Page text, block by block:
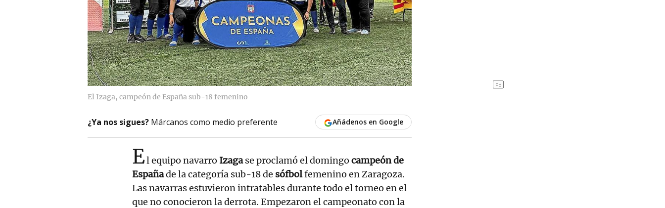
El Izaga, campeón de España sub-18 femenino
¿Ya nos sigues? Márcanos como medio preferente Añádenos en Google
El equipo navarro Izagase proclamó el domingo campeón de
Españade la categoría sub-18 de sófbolfemenino en Zaragoza.
Las navarras estuvieron intratables durante todo el torneo en el
que no conocieron la derrota. Empezaron el campeonato con la